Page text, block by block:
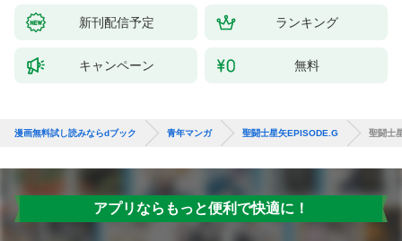
新刊配信予定 ランキング
キャンペーン 無料
漫画無料試し読みならdブック 青年マンガ 聖闘士星矢EPISODE.G 聖闘士
アプリならもっと便利で快適に！